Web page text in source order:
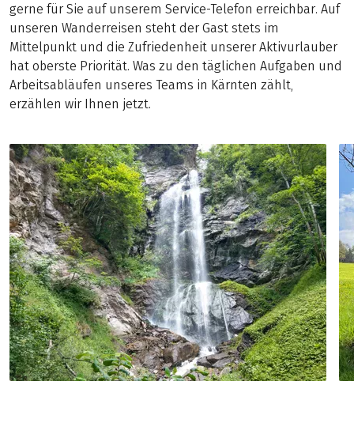
gerne für Sie auf unserem Service-Telefon erreichbar. Auf
unseren Wanderreisen steht der Gast stets im
Mittelpunkt und die Zufriedenheit unserer Aktivurlauber
hat oberste Priorität. Was zu den täglichen Aufgaben und
Arbeitsabläufen unseres Teams in Kärnten zählt,
erzählen wir Ihnen jetzt.